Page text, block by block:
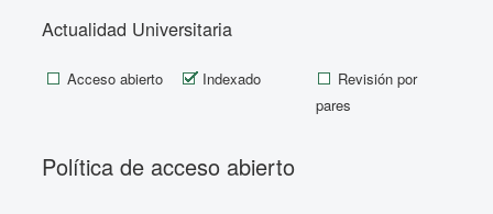
Actualidad Universitaria
Acceso abierto Indexado
Revisión por
pares
Política de acceso abierto